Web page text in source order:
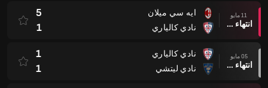
11 مايو
انتهاء وقت المباراة
ايه سي ميلان
نادي كالياري
5
1
05 مايو
انتهاء وقت المباراة
نادي كالياري
نادي ليتشي
1
1